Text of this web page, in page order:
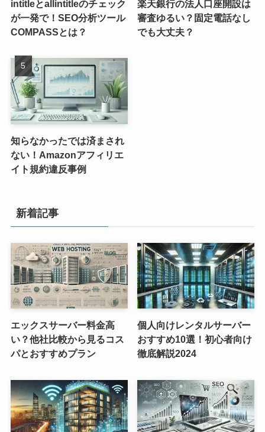
intitleとallintitleのチェック
が一発で！SEO分析ツール
COMPASSとは？
楽天銀行の法人口座開設は
審査ゆるい？固定電話なし
でも大丈夫？
知らなかったでは済まされ
ない！Amazonアフィリエ
イト規約違反事例
新着記事
エックスサーバー料金高
い？他社比較から見るコス
パとおすすめプラン
個人向けレンタルサーバー
おすすめ10選！初心者向け
徹底解説2024